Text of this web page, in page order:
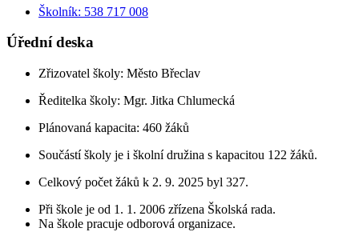
Školník: 538 717 008
Úřední deska
Zřizovatel školy: Město Břeclav
Ředitelka školy: Mgr. Jitka Chlumecká
Plánovaná kapacita: 460 žáků
Součástí školy je i školní družina s kapacitou 122 žáků.
Celkový počet žáků k 2. 9. 2025 byl 327.
Při škole je od 1. 1. 2006 zřízena Školská rada.
Na škole pracuje odborová organizace.